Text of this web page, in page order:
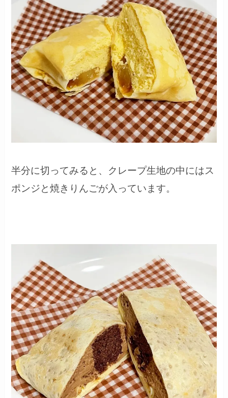
半分に切ってみると、クレープ生地の中にはス
ポンジと焼きりんごが入っています。